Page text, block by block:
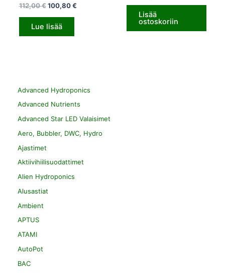
Advanced Hydroponics
Advanced Nutrients
Advanced Star LED Valaisimet
Aero, Bubbler, DWC, Hydro
Ajastimet
Aktiivihiilisuodattimet
Alien Hydroponics
Alusastiat
Ambient
APTUS
ATAMI
AutoPot
BAC
112,00€ 100,80€
Lue lisää
Lisää
ostoskoriin